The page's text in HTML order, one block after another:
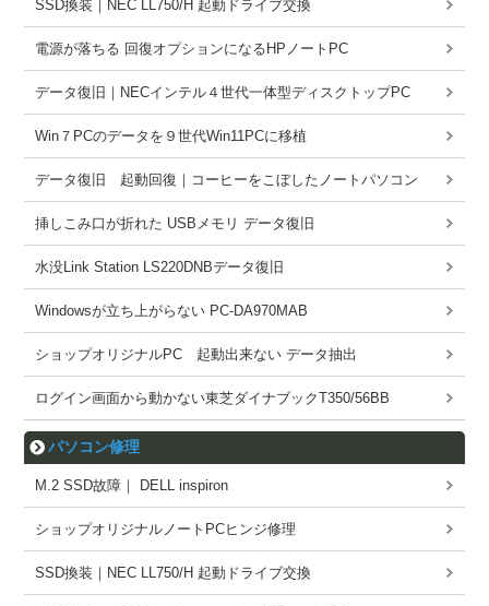
SSD換装｜NEC LL750/H 起動ドライブ交換
電源が落ちる 回復オプションになるHPノートPC
データ復旧｜NECインテル４世代一体型ディスクトップPC
Win７PCのデータを９世代Win11PCに移植
データ復旧 起動回復｜コーヒーをこぼしたノートパソコン
挿しこみ口が折れた USBメモリ データ復旧
水没Link Station LS220DNBデータ復旧
Windowsが立ち上がらない PC-DA970MAB
ショップオリジナルPC 起動出来ない データ抽出
ログイン画面から動かない東芝ダイナブックT350/56BB
パソコン修理
M.2 SSD故障｜ DELL inspiron
ショップオリジナルノートPCヒンジ修理
SSD換装｜NEC LL750/H 起動ドライブ交換